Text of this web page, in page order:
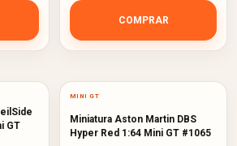
COMPRAR
GT
MINI GT
Miniatura Aston Martin DBS
Hyper Red 1:64 Mini GT #1065